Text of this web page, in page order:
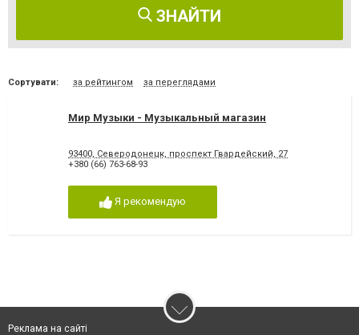
ЗНАЙТИ
Сортувати: за рейтингом за переглядами
Мир Музыки - Музыкальный магазин
93400, Северодонецк, проспект Гвардейский, 27
+380 (66) 763-68-93
Я рекомендую
Реклама на сайті